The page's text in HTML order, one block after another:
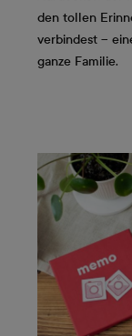
den tollen
verbindest –
ganze Familie.